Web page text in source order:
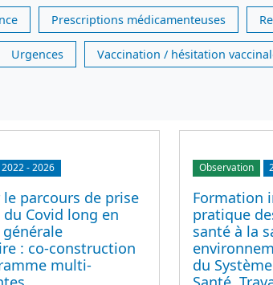
Prescriptions médicamenteuses
Urgences Vaccination / hésitation
2022-2026
parcours de prise
Covid long en
: co-construction
multi-
Observation
Formation
pratique
santé à la
du